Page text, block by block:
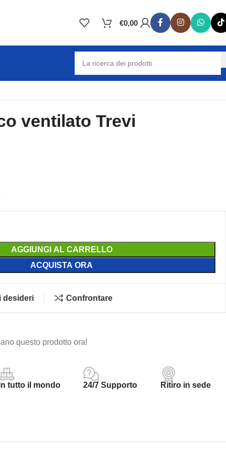
€0,00
ventilato Trevi
AGGIUNGI AL CARRELLO
ACQUISTA ORA
desideri Confrontare
questo prodotto ora!
In tutto il mondo 24/7 Supporto Ritiro in sede